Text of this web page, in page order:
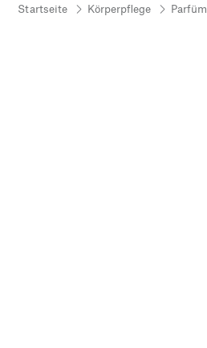
Startseite Körperpflege Parfüm